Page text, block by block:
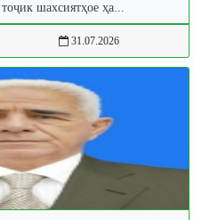
шахсиятҳое ҳа...
31.07.2026